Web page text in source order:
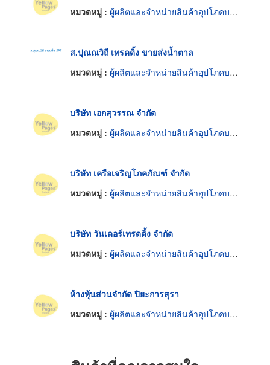
หมวดหมู่ : ผู้ผลิตและจำหน่ายสินค้าอุปโภคบริโภค
ส.ปุณณวิถี เทรดดิ้ง ขายส่งน้ำตาล
หมวดหมู่ : ผู้ผลิตและจำหน่ายสินค้าอุปโภคบริโภค
บริษัท เอกสุวรรณ จำกัด
หมวดหมู่ : ผู้ผลิตและจำหน่ายสินค้าอุปโภคบริโภค
บริษัท เครือเจริญโภคภัณฑ์ จำกัด
หมวดหมู่ : ผู้ผลิตและจำหน่ายสินค้าอุปโภคบริโภค
บริษัท วันเดอร์เทรดดิ้ง จำกัด
หมวดหมู่ : ผู้ผลิตและจำหน่ายสินค้าอุปโภคบริโภค
ห้างหุ้นส่วนจำกัด ปิยะการสุรา
หมวดหมู่ : ผู้ผลิตและจำหน่ายสินค้าอุปโภคบริโภค